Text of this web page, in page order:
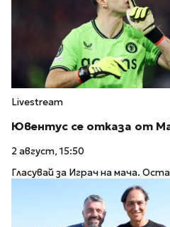
Livestream
Ювентус се отказа от
2 август, 15:50
Гласувай за Играч на мача.